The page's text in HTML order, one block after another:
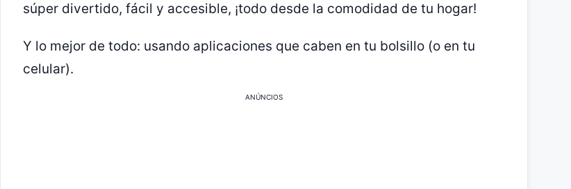
súper divertido, fácil y accesible, ¡todo desde la comodidad de tu hogar!
Y lo mejor de todo: usando aplicaciones que caben en tu bolsillo (o en tu
celular).
ANÚNCIOS